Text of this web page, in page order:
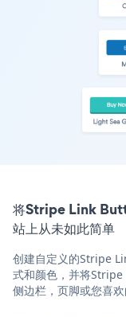
将Stripe Link
站上从未如此简单
创建自定义的Stripe
式和颜色，并将
侧边栏，页脚或您喜欢